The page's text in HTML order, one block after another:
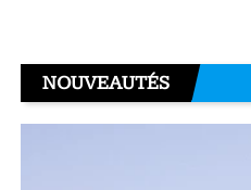
NOUVEAUTÉS